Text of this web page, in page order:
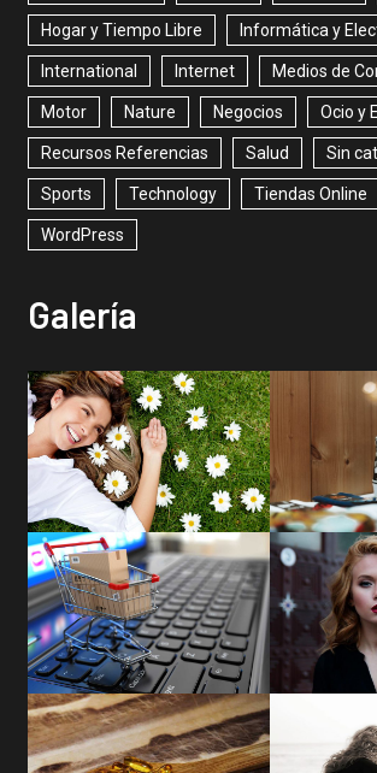
Hogar y Tiempo Libre Informática y
International Internet Medios de
Motor Nature Negocios Ocio y
Recursos Referencias Salud Sin
Sports Technology Tiendas Online
WordPress
Galería